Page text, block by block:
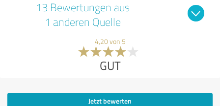
13 Bewertungen aus
1 anderen Quelle
4,20 von 5
GUT
Jetzt bewerten